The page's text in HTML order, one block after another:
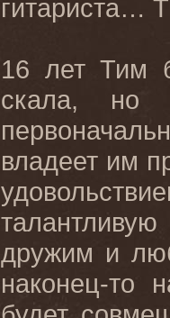
гитариста…
16 лет Тим
скала, но
владеет им
дружим и
наконец-то